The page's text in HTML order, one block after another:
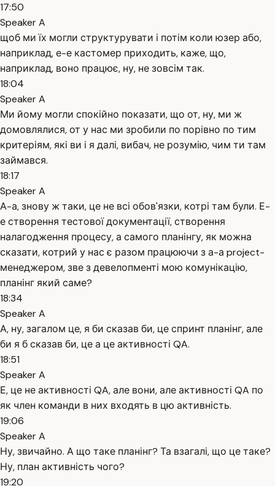
17:50
Speaker A
щоб ми їх могли структурувати і потім коли юзер або,
наприклад, е-е кастомер приходить, каже, що,
наприклад, воно працює, ну, не зовсім так.
18:04
Speaker A
Ми йому могли спокійно показати, що от, ну, ми ж
домовлялися, от у нас ми зробили по порівно по тим
критеріям, які ви і я далі, вибач, не розумію, чим ти там
займався.
18:17
Speaker A
А-а, знову ж таки, це не всі обов'язки, котрі там були. Е-
е створення тестової документації, створення
налагодження процесу, а самого планінгу, як можна
сказати, котрий у нас є разом працюючи з а-а project-
менеджером, зве з девелопменті мою комунікацію,
планінг який саме?
18:34
Speaker A
А, ну, загалом це, я би сказав би, це спринт планінг, але
би я б сказав би, це а це активності QA.
18:51
Speaker A
Е, це не активності QA, але вони, але активності QA по
як член команди в них входять в цю активність.
19:06
Speaker A
Ну, звичайно. А що таке планінг? Та взагалі, що це таке?
Ну, план активність чого?
19:20